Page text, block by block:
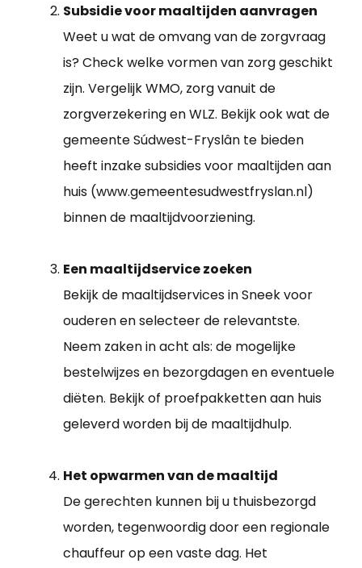
Subsidie voor maaltijden aanvragen
Weet u wat de omvang van de zorgvraag
is? Check welke vormen van zorg geschikt
zijn. Vergelijk WMO, zorg vanuit de
zorgverzekering en WLZ. Bekijk ook wat de
gemeente Súdwest-Fryslân te bieden
heeft inzake subsidies voor maaltijden aan
huis (www.gemeentesudwestfryslan.nl)
binnen de maaltijdvoorziening.
Een maaltijdservice zoeken
Bekijk de maaltijdservices in Sneek voor
ouderen en selecteer de relevantste.
Neem zaken in acht als: de mogelijke
bestelwijzes en bezorgdagen en eventuele
diëten. Bekijk of proefpakketten aan huis
geleverd worden bij de maaltijdhulp.
Het opwarmen van de maaltijd
De gerechten kunnen bij u thuisbezorgd
worden, tegenwoordig door een regionale
chauffeur op een vaste dag. Het